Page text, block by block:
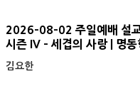
2026-08-02 주일예배 설
시즌 IV - 세겹의 사랑 | 명동
김요한